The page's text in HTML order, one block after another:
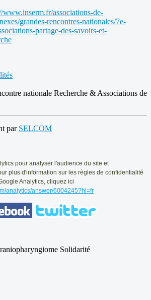
www.inserm.fr/associations-de-
grandes-rencontres-nationales/7e-
partage-des-savoirs-et-
nationale Recherche & Associations de
par SELCOM
pour analyser l'audience du site et
plus d'information sur les règles de confidentialité
Analytics, cliquez ici
analytics/answer/6004245?hl=fr
Solidarité